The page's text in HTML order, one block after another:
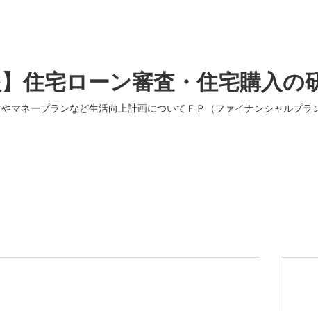
】住宅ローン審査・住宅購入の
マネープランなど生活向上計画についてＦＰ（ファイナンシャルプラ